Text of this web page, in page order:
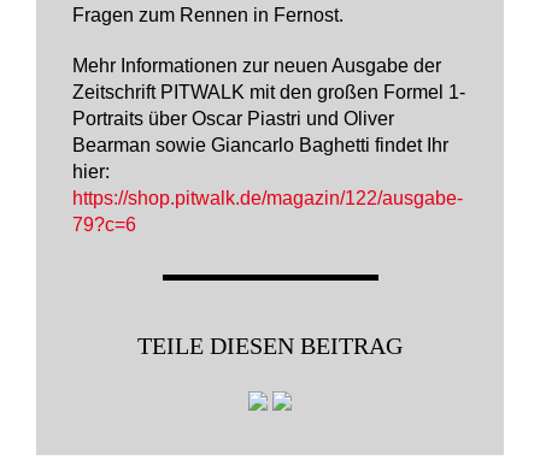
Fragen zum Rennen in Fernost.
Mehr Informationen zur neuen Ausgabe der
Zeitschrift PITWALK mit den großen Formel 1-
Portraits über Oscar Piastri und Oliver
Bearman sowie Giancarlo Baghetti findet Ihr
hier:
https://shop.pitwalk.de/magazin/122/ausgabe-
79?c=6
TEILE DIESEN BEITRAG